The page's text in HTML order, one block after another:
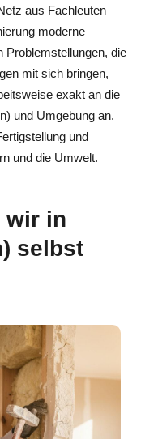
aus Fachleuten
moderne
Problemstellungen, die
mit sich bringen,
exakt an die
und Umgebung an.
und
und die Umwelt.
wir in
selbst